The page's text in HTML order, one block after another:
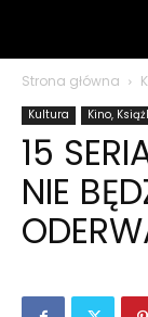
polsku
Strona główna
Kultura Kino,
15
NIE